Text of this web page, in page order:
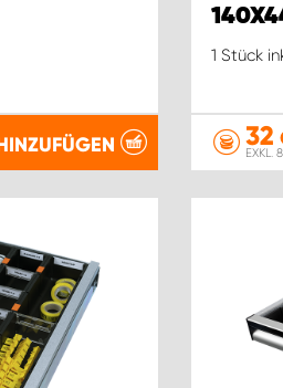
1 Stück
32
EXKL.